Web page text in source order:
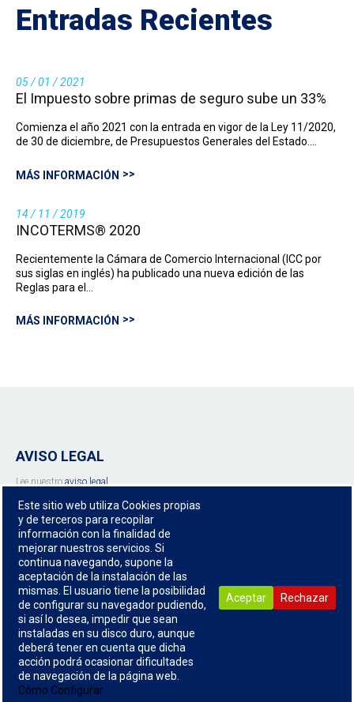
Entradas Recientes
05 / 01 / 2021
El Impuesto sobre primas de seguro sube un 33%
Comienza el año 2021 con la entrada en vigor de la Ley 11/2020,
de 30 de diciembre, de Presupuestos Generales del Estado.…
MÁS INFORMACIÓN
14 / 11 / 2019
INCOTERMS® 2020
Recientemente la Cámara de Comercio Internacional (ICC por
sus siglas en inglés) ha publicado una nueva edición de las
Reglas para el…
MÁS INFORMACIÓN
AVISO LEGAL
Lee nuestro aviso legal
INFORMACIÓN PREVIA
Conoce nuestra información previa a clientes
DÓNDE ESTAMOS
C/ Juan de Ajuriaguerra 19, 1º C.P 48009 Bilbao (Bizkaia)
Contacte con nosotros
REALIZADA POR
Actualiza tu Web, Año 2020.
Este sitio web utiliza Cookies propias
y de terceros para recopilar
información con la finalidad de
mejorar nuestros servicios. Si
continua navegando, supone la
aceptación de la instalación de las
mismas. El usuario tiene la posibilidad
de configurar su navegador pudiendo,
si así lo desea, impedir que sean
instaladas en su disco duro, aunque
deberá tener en cuenta que dicha
acción podrá ocasionar dificultades
de navegación de la página web.
Cómo Configurar.
Aceptar Rechazar